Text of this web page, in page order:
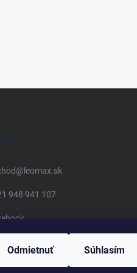
Odmietnuť Súhlasím
@ leomax.sk
948 941 107
948 941 107